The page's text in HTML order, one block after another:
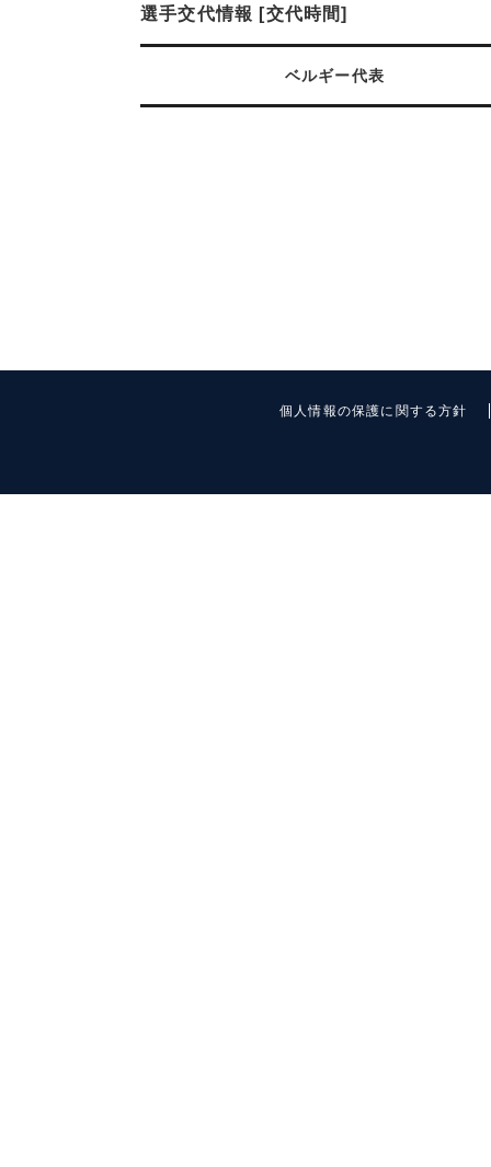
選手交代情報 [交代時間]
ベルギー代表
個人情報の保護に関する方針